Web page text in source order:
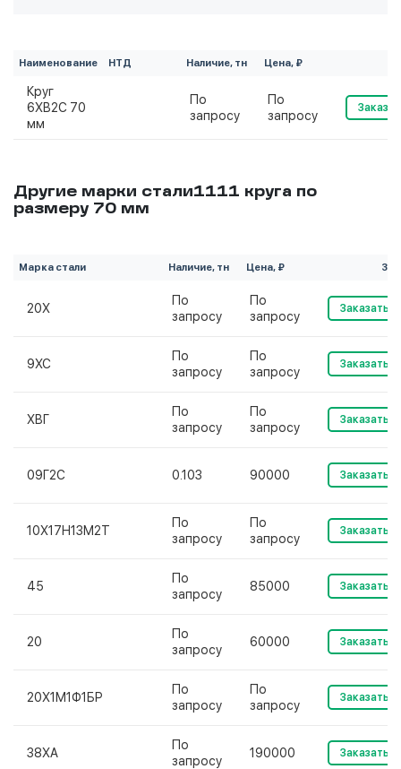
Наименование НТД Наличие, тн Цена, ₽
Круг
6ХВ2С 70
мм
По
запросу
По
запросу
Другие марки стали1111 круга по
размеру 70 мм
Марка стали Наличие, тн Цена, ₽
20Х
По
запросу
По
запросу
Заказать
9ХС
По
запросу
По
запросу
Заказать
ХВГ
По
запросу
По
запросу
Заказать
09Г2С 0.103 90000 Заказать
10Х17Н13М2Т
По
запросу
По
запросу
Заказать
45
По
запросу
85000 Заказать
20
По
запросу
60000 Заказать
20Х1М1Ф1БР
По
запросу
По
запросу
Заказать
38ХА
По
запросу
190000 Заказать